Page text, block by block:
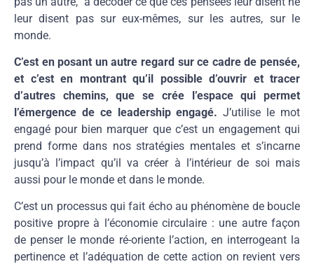
leur disent pas sur eux-mêmes, sur les autres, sur le
monde.
C’est en posant un autre regard sur ce cadre de pensée,
et c’est en montrant qu’il possible d’ouvrir et tracer
d’autres chemins, que se crée l’espace qui permet
l’émergence de ce leadership engagé. J’utilise le mot
engagé pour bien marquer que c’est un engagement qui
prend forme dans nos stratégies mentales et s’incarne
jusqu’à l’impact qu’il va créer à l’intérieur de soi mais
aussi pour le monde et dans le monde.
C’est un processus qui fait écho au phénomène de boucle
positive propre à l’économie circulaire : une autre façon
de penser le monde ré-oriente l’action, en interrogeant la
pertinence et l’adéquation de cette action on revient vers